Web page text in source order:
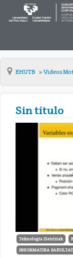
EHUTB Videos
Sin título
Teknologia Zientziak
INFORMATIKA